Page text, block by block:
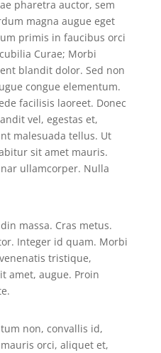
pharetra auctor, sem
magna augue eget
primis in faucibus orci
Curae; Morbi
blandit dolor. Sed non
congue elementum.
facilisis laoreet. Donec
vel, egestas et,
malesuada tellus. Ut
sit amet mauris.
ullamcorper. Nulla
massa. Cras metus.
Integer id quam. Morbi
tristique,
amet, augue. Proin
non, convallis id,
orci, aliquet et,